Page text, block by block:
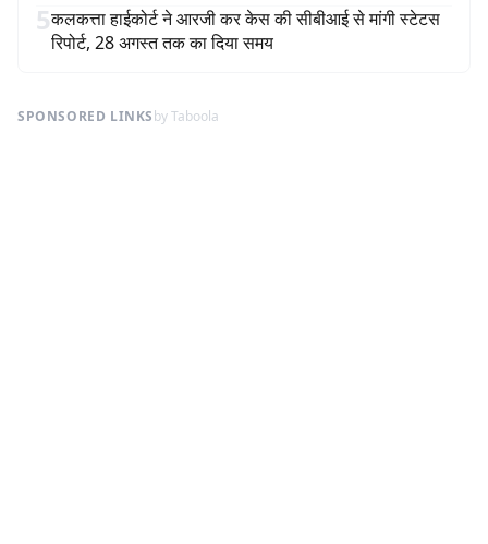
5कलकत्ता हाईकोर्ट ने आरजी कर केस की सीबीआई से मांगी स्टेटस
रिपोर्ट, 28 अगस्त तक का दिया समय
SPONSORED LINKSby Taboola